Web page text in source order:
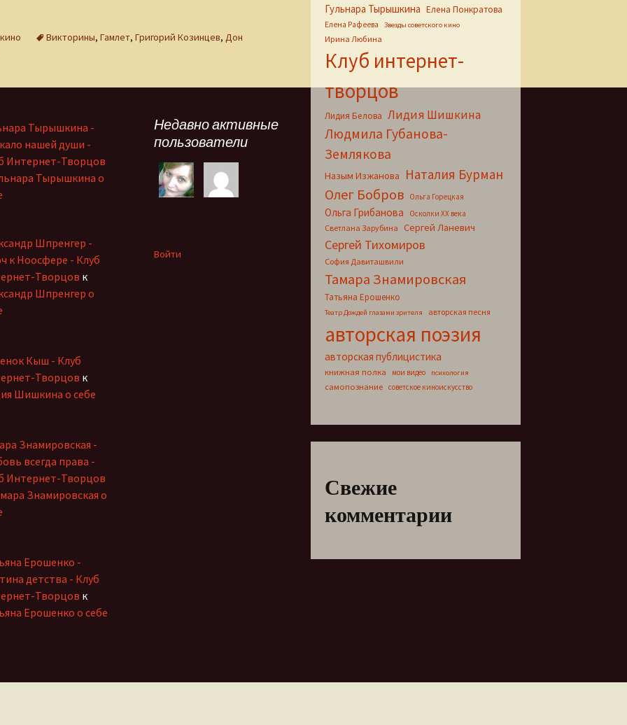
кино Викторины, Гамлет, Григорий Козинцев, Дон
Гульнара Тырышкина Елена Понкратова
Елена Рафеева Звезды советского кино
Ирина Любина
Клуб интернет-
творцов
Лидия Белова Лидия Шишкина
Людмила Губанова-
Землякова
Назым Изжанова Наталия Бурман
Олег Бобров Ольга Горецкая
Ольга Грибанова Осколки ХХ века
Светлана Зарубина Сергей Ланевич
Сергей Тихомиров
София Давиташвили
Тамара Знамировская
Татьяна Ерошенко
Театр Дождей глазами зрителя авторская песня
авторская поэзия
авторская публицистика
книжная полка мои видео психология
самопознание советское киноискусство
Свежие
комментарии
Тырышкина -
нашей души -
Интернет-Творцов
Тырышкина о
Шпренгер -
к Ноосфере - Клуб
Творцов к
Шпренгер о
Кыш - Клуб
Творцов к
Шишкина о себе
Знамировская -
всегда права -
Интернет-Творцов
Знамировская о
Ерошенко -
детства - Клуб
Творцов к
Ерошенко о себе
Недавно активные
пользователи
Войти